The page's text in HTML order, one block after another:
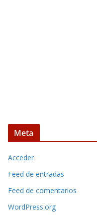
Meta
Acceder
Feed de entradas
Feed de comentarios
WordPress.org